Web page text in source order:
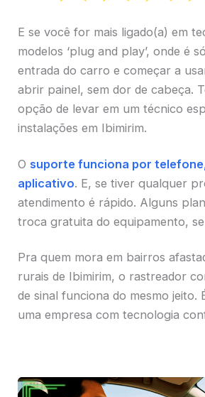
E se você for mais ligado(a) em
modelos ‘plug and play’, onde é
entrada do carro e começar a
abrir painel, sem dor de cabeça.
opção de levar em um técnico
instalações em Ibimirim.
O suporte funciona por
aplicativo. E, se tiver qualquer
atendimento é rápido. Alguns
troca gratuita do equipamento,
Pra quem mora em bairros
rurais de Ibimirim, o rastreador
de sinal funciona do mesmo jeito.
uma empresa com tecnologia